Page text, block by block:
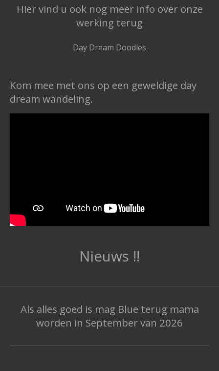
Hier vind u ook nog meer info over onze
werking terug
Day Dream Doodles
Kom mee met ons op een geweldige day
dream wandeling.
Nieuws !!
Als alles goed is mag Blue terug mama
worden in September van 2026